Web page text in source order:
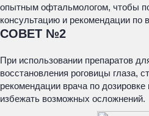
опытным офтальмологом, чтобы
консультацию и рекомендации по
СОВЕТ №2
При использовании препаратов
восстановления роговицы глаза,
рекомендации врача по
избежать возможных осложнений.